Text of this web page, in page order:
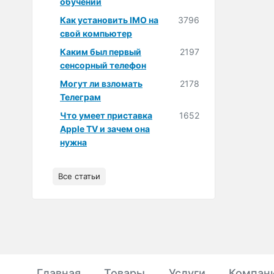
Как установить IMO на
свой компьютер
3796
Каким был первый
сенсорный телефон
2197
Могут ли взломать
Телеграм
2178
Что умеет приставка
Apple TV и зачем она
нужна
1652
Все статьи